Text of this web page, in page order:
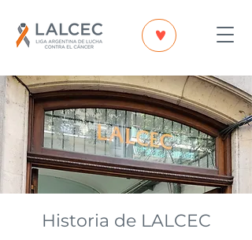
Historia de LALCEC